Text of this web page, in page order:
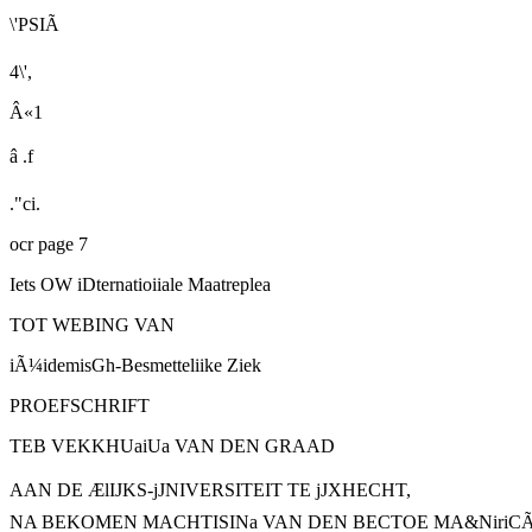
\'PSIÃ
4\',
Â«1
â .f
."ci.
ocr page 7
Iets OW iDternatioiiale Maatreplea
TOT WEBING VAN
iÃ¼idemisGh-Besmetteliike Ziek
PROEFSCHRIFT
TEB VEKKHUaiUa VAN DEN GRAAD
AAN DE ÆlIJKS-jJNIVERSITEIT TE jJXHECHT,
NA BEKOMEN MACHTISINa VAN DEN BECTOE